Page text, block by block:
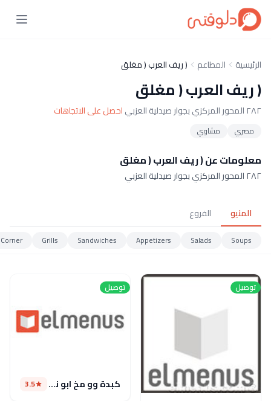
الرئيسية المطاعم ( ريف العرب ( مغلق
( ريف العرب ( مغلق
٢٨٢ المحور المركزي بجوار صيدلية العزبي احصل على الاتجاهات
مصري مشاوي
معلومات عن ( ريف العرب ( مغلق
٢٨٢ المحور المركزي بجوار صيدلية العزبي
المنيو الفروع
Soups
Salads
Appetizers
Sandwiches
Grills
توصيل توصيل
كبدة وو مخ ابو نصار 3.5